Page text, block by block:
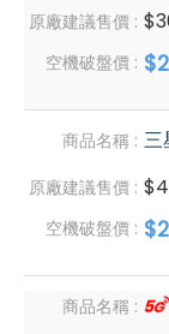
原廠建議售價 :
空機破盤價 :
商品名稱 : 三
原廠建議售價 :
空機破盤價 :
商品名稱 :